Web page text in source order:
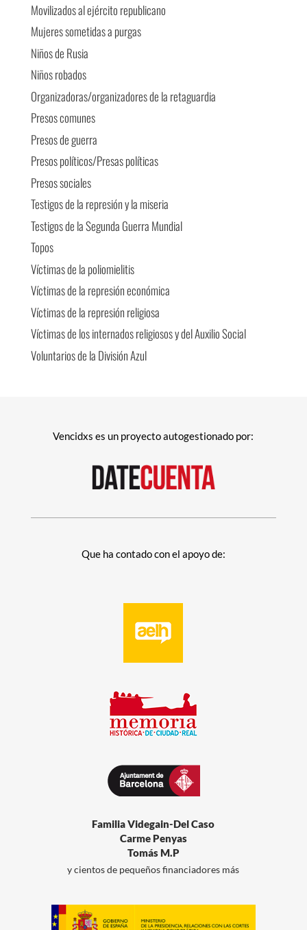
Movilizados al ejército republicano
Mujeres sometidas a purgas
Niños de Rusia
Niños robados
Organizadoras/organizadores de la retaguardia
Presos comunes
Presos de guerra
Presos políticos/Presas políticas
Presos sociales
Testigos de la represión y la miseria
Testigos de la Segunda Guerra Mundial
Topos
Víctimas de la poliomielitis
Víctimas de la represión económica
Víctimas de la represión religiosa
Víctimas de los internados religiosos y del Auxilio Social
Voluntarios de la División Azul
Vencidxs es un proyecto autogestionado por:
Que ha contado con el apoyo de:
Familia Videgain-Del Caso
Carme Penyas
Tomás M.P
y cientos de pequeños financiadores más